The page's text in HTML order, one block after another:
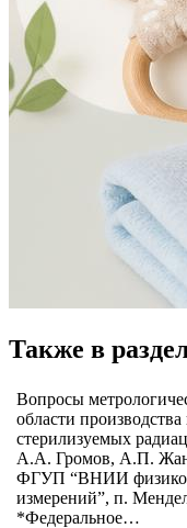
Также в
Вопросы
области
стерилизуемых
А.А. Громов, А.П.
ФГУП “ВНИИ физико-
измерений”, п.
*Федеральное…